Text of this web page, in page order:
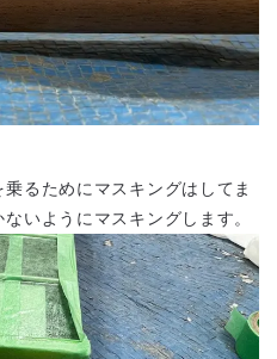
るためにマスキングはしてま
いようにマスキングします。